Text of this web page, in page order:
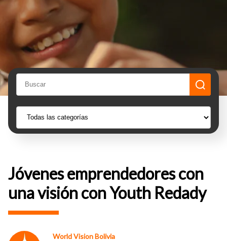
Jóvenes emprendedores con
una visión con Youth Redady
World Vision Bolivia